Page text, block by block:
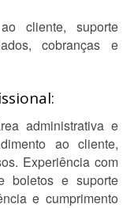
cliente, suporte
cobranças e
administrativa e
ao cliente,
Experiência com
boletos e suporte
e cumprimento